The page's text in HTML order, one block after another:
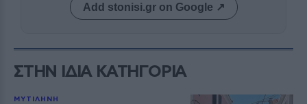
Add stonisi.gr on Google ↗
ΣΤΗΝ ΙΔΙΑ ΚΑΤΗΓΟΡΙΑ
ΜΥΤΙΛΗΝΗ